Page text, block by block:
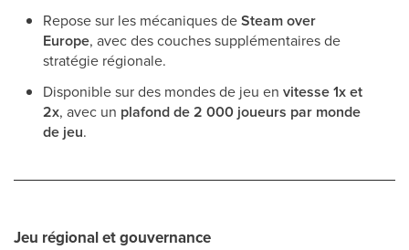
Repose sur les mécaniques deSteam over
Europe, avec des couches supplémentaires de
stratégie régionale.
Disponible sur des mondes de jeu en vitesse 1x et
2x, avec un plafond de 2 000 joueurs par monde
de jeu.
Jeu régional et gouvernance